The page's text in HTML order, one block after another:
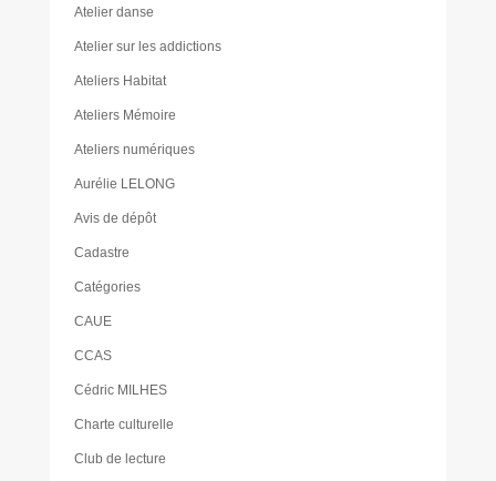
Atelier danse
Atelier sur les addictions
Ateliers Habitat
Ateliers Mémoire
Ateliers numériques
Aurélie LELONG
Avis de dépôt
Cadastre
Catégories
CAUE
CCAS
Cédric MILHES
Charte culturelle
Club de lecture